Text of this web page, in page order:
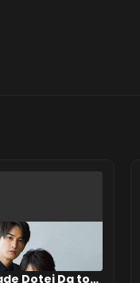
Dotei Da to